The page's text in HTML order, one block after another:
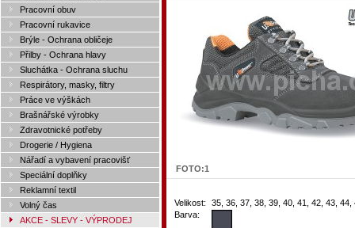
Pracovní obuv
Pracovní rukavice
Brýle - Ochrana obličeje
Přilby - Ochrana hlavy
Sluchátka - Ochrana sluchu
Respirátory, masky, filtry
Práce ve výškách
Brašnářské výrobky
Zdravotnické potřeby
Drogerie / Hygiena
Nářadí a vybavení pracovišť
Speciální doplňky
Reklamní textil
Volný čas
AKCE - SLEVY - VÝPRODEJ
FOTO:1
Velikost:
35, 36, 37, 38, 39, 40, 41, 42, 43, 44,
Barva: